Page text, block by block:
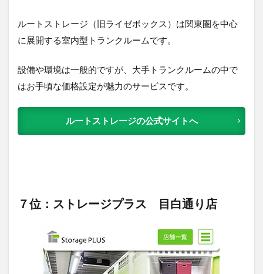
ルートストレージ（旧ライゼボックス）は関東圏を中心
に展開する室内型トランクルームです。
設備や環境は一般的ですが、大手トランクルームの中で
はお手頃な価格設定が魅力のサービスです。
ルートストレージの公式サイトへ
７位：ストレージプラス 目白通り店